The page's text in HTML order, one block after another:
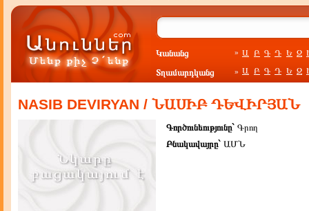
Կանանց » Ա Բ Գ Դ Ե Զ
Տղամարդկանց » Ա Բ Գ Դ Ե Զ
NASIB DEVIRYAN / ՆԱՍԻԲ ԴԵՎԻՐՅԱՆ
Գործունեությունը` Գրող
Բնակավայրը` ԱՄՆ